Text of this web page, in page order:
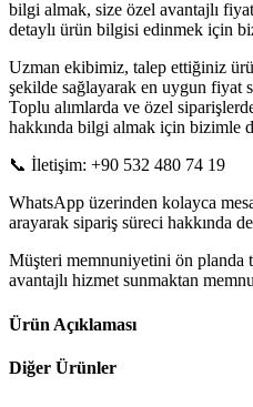
bilgi almak, size özel avantajlı
detaylı ürün bilgisi edinmek için
Uzman ekibimiz, talep ettiğiniz
şekilde sağlayarak en uygun fiyat
Toplu alımlarda ve özel
hakkında bilgi almak için bizimle
📞 İletişim: +90 532 480 74 19
WhatsApp üzerinden kolayca
arayarak sipariş süreci hakkında
Müşteri memnuniyetini ön planda
avantajlı hizmet sunmaktan
Ürün Açıklaması
Diğer Ürünler